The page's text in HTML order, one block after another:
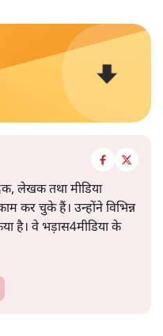
लेखक तथा मीडिया
कर चुके हैं। उन्होंने विभिन्न
है। वे भड़ास4मीडिया के